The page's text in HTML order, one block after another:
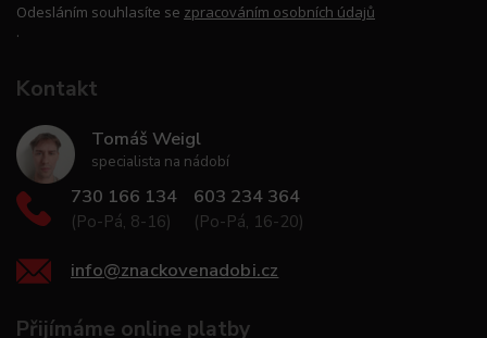
Odesláním souhlasíte se zpracováním osobních údajů
.
Kontakt
Tomáš Weigl
specialista na nádobí
730 166 134
(Po-Pá, 8-16)
603 234 364
(Po-Pá, 16-20)
info@znackovenadobi.cz
Přijímáme online platby